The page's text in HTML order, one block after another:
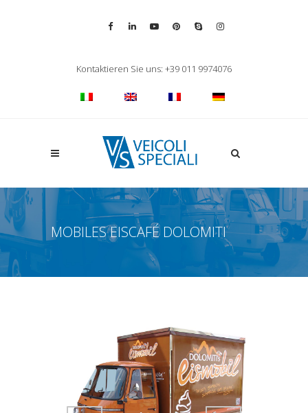
Kontaktieren Sie uns: +39 011 9974076
Apri la ricerca
MOBILES EISCAFÉ DOLOMITI